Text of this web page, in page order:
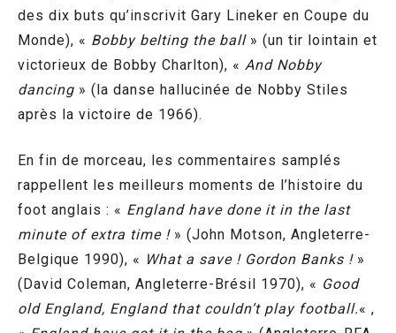
des dix buts qu’inscrivit Gary Lineker en Coupe du
Monde), « Bobby belting the ball» (un tir lointain et
victorieux de Bobby Charlton), « And Nobby
dancing » (la danse hallucinée de Nobby Stiles
après la victoire de 1966).
En fin de morceau, les commentaires samplés
rappellent les meilleurs moments de l’histoire du
foot anglais : « England have done it in the last
minute of extra time !» (John Motson, Angleterre-
Belgique 1990), « What a save ! Gordon Banks !»
(David Coleman, Angleterre-Brésil 1970), « Good
old England, England that couldn’t play football.« ,